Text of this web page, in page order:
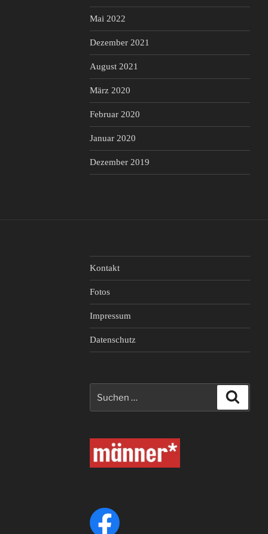
Mai 2022
Dezember 2021
August 2021
März 2020
Februar 2020
Januar 2020
Dezember 2019
Kontakt
Fotos
Impressum
Datenschutz